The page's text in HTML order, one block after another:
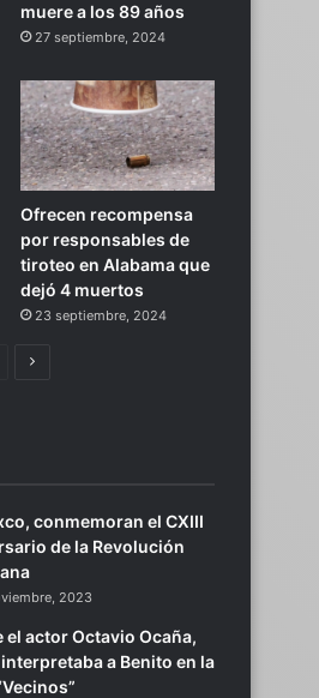
muere a los 89 años
27 septiembre, 2024
Ofrecen recompensa
por responsables de
tiroteo en Alabama que
dejó 4 muertos
23 septiembre, 2024
PáginaSiguiente
conmemoran el CXIII
de la Revolución
2023
el actor Octavio Ocaña,
a Benito en la